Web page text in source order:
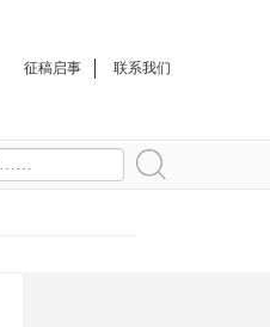
征稿启事 联系我们